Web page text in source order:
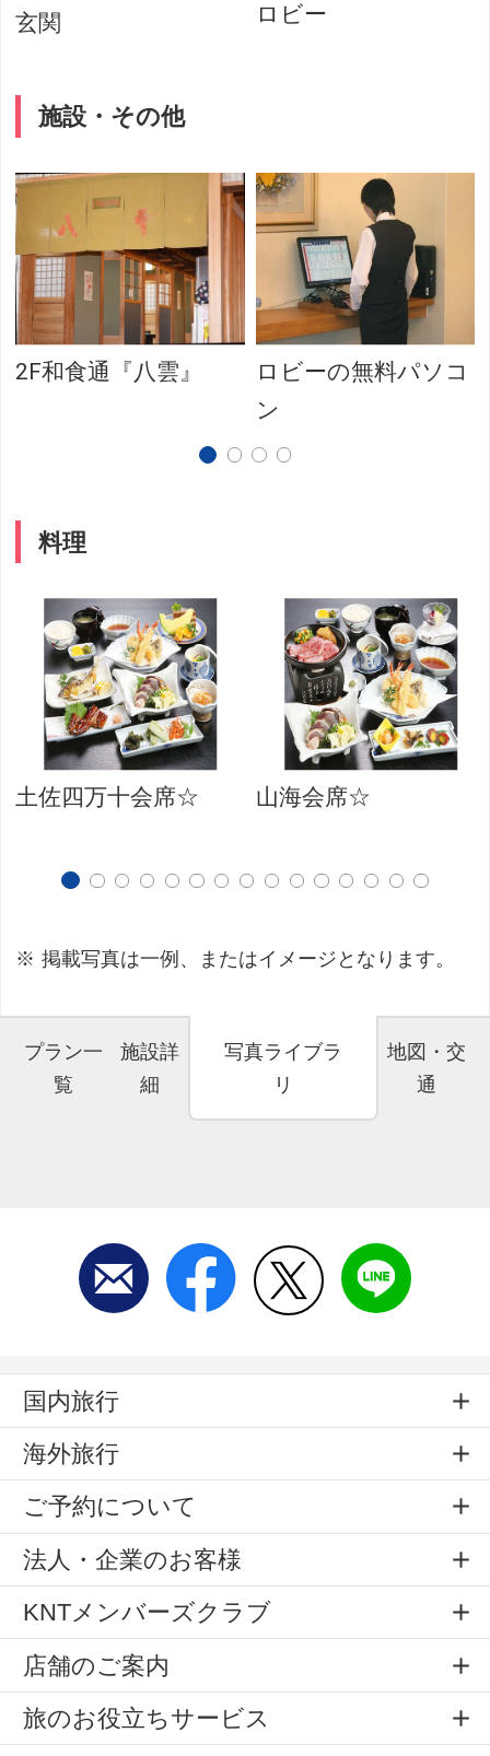
玄関 ロビー
施設・その他
2F和食通『八雲』
ロビーの無料パソコ
ン
料理
土佐四万十会席☆ 山海会席☆
掲載写真は一例、またはイメージとなります。
プラン一
覧
施設詳
細
写真ライブラ
リ
地図・交
通
国内旅行
海外旅行
ご予約について
法人・企業のお客様
KNTメンバーズクラブ
店舗のご案内
旅のお役立ちサービス